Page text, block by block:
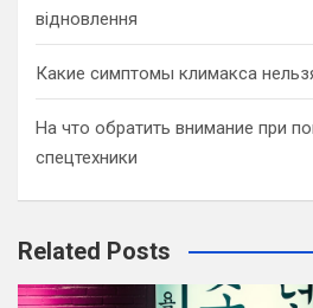
відновлення
Какие симптомы климакса
На что обратить внимание при
спецтехники
Related Posts